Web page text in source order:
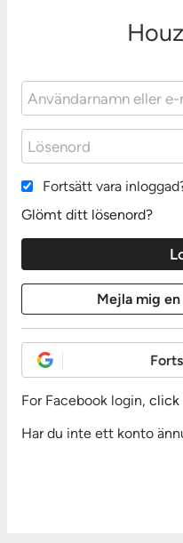
Fortsätt vara
Glömt ditt lösenord?
For Facebook login, click
Har du inte ett konto